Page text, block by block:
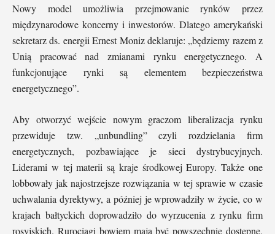
Nowy model umożliwia przejmowanie rynków przez
międzynarodowe koncerny i inwestorów. Dlatego amerykański
sekretarz ds. energii Ernest Moniz deklaruje: „będziemy razem z
Unią pracować nad zmianami rynku energetycznego. A
funkcjonujące rynki są elementem bezpieczeństwa
energetycznego”.
Aby otworzyć wejście nowym graczom liberalizacja rynku
przewiduje tzw. „unbundling” czyli rozdzielania firm
energetycznych, pozbawiające je sieci dystrybucyjnych.
Liderami w tej materii są kraje środkowej Europy. Także one
lobbowały jak najostrzejsze rozwiązania w tej sprawie w czasie
uchwalania dyrektywy, a później je wprowadziły w życie, co w
krajach bałtyckich doprowadziło do wyrzucenia z rynku firm
rosyjskich. Rurociągi bowiem mają być powszechnie dostępne,